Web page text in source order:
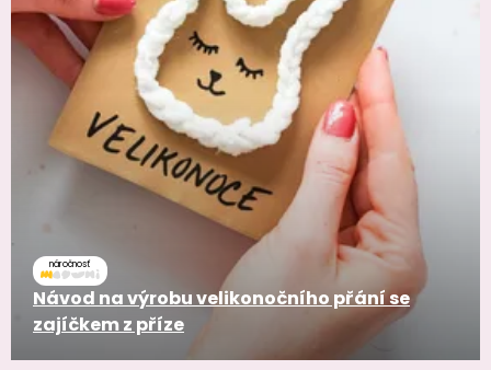
náročnosť
Návod na výrobu velikonočního přání se
zajíčkem z příze